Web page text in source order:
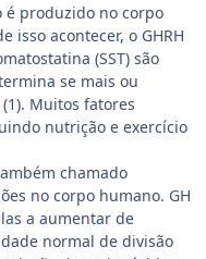
é produzido no corpo
isso acontecer, o GHRH
(SST) são
se mais ou
Muitos fatores
nutrição e exercício
chamado
no corpo humano. GH
a aumentar de
normal de divisão